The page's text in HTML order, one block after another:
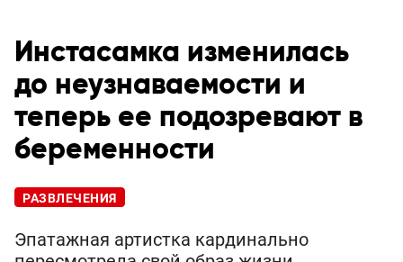
Инстасамка изменилась
до неузнаваемости и
теперь ее подозревают в
беременности
РАЗВЛЕЧЕНИЯ
Эпатажная артистка кардинально